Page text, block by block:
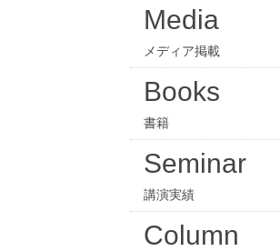
Media
メディア掲載
Books
書籍
Seminar
講演実績
Column